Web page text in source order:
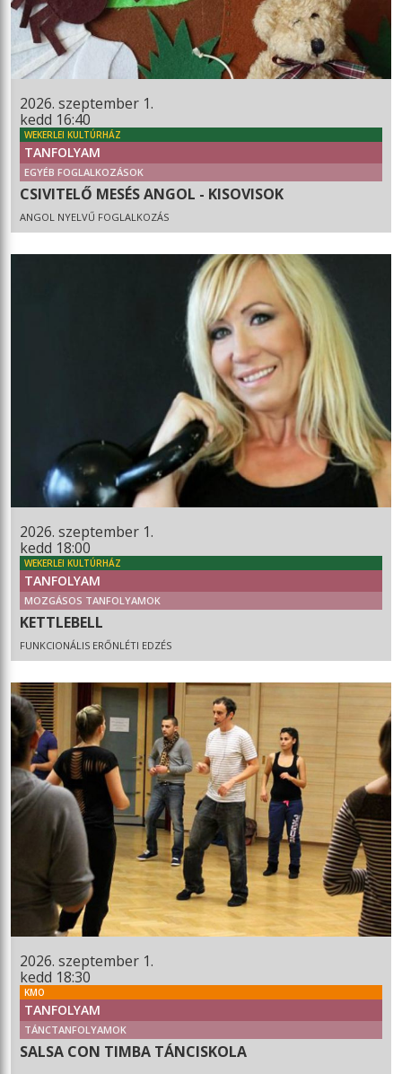
2026. szeptember 1.
kedd 16:40
WEKERLEI KULTÚRHÁZ
TANFOLYAM
EGYÉB FOGLALKOZÁSOK
CSIVITELŐ MESÉS ANGOL - KISOVISOK
ANGOL NYELVŰ FOGLALKOZÁS
2026. szeptember 1.
kedd 18:00
WEKERLEI KULTÚRHÁZ
TANFOLYAM
MOZGÁSOS TANFOLYAMOK
KETTLEBELL
FUNKCIONÁLIS ERŐNLÉTI EDZÉS
2026. szeptember 1.
kedd 18:30
KMO
TANFOLYAM
TÁNCTANFOLYAMOK
SALSA CON TIMBA TÁNCISKOLA